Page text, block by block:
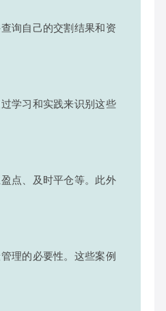
询自己的交割结果和资
学习和实践来识别这些
点、及时平仓等。此外
理的必要性。这些案例